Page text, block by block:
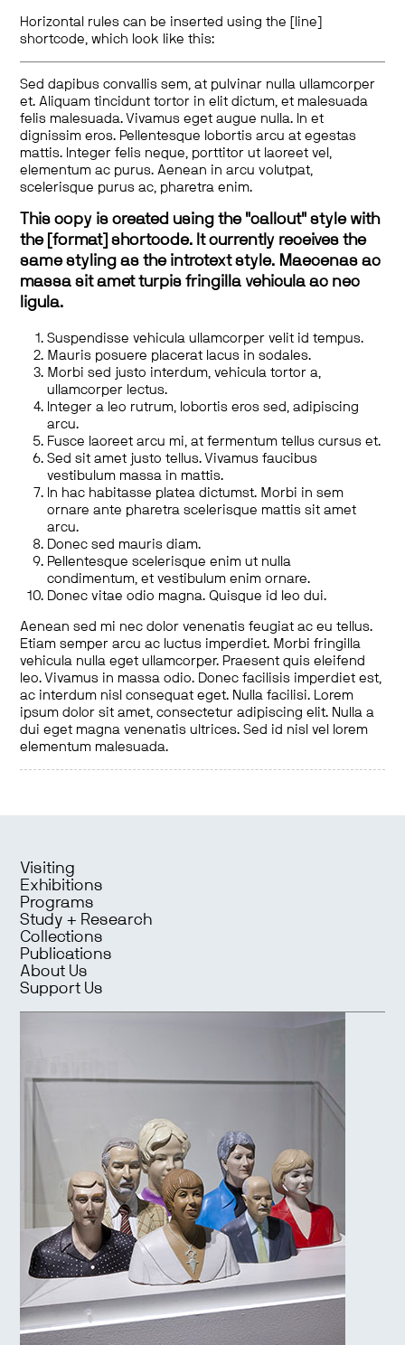
Horizontal rules can be inserted using the [line]
shortcode, which look like this:
Sed dapibus convallis sem, at pulvinar nulla ullamcorper
et. Aliquam tincidunt tortor in elit dictum, et malesuada
felis malesuada. Vivamus eget augue nulla. In et
dignissim eros. Pellentesque lobortis arcu at egestas
mattis. Integer felis neque, porttitor ut laoreet vel,
elementum ac purus. Aenean in arcu volutpat,
scelerisque purus ac, pharetra enim.
This copy is created using the "callout" style with
the [format] shortcode. It currently receives the
same styling as the introtext style. Maecenas ac
massa sit amet turpis fringilla vehicula ac nec
ligula.
Suspendisse vehicula ullamcorper velit id tempus.
Mauris posuere placerat lacus in sodales.
Morbi sed justo interdum, vehicula tortor a,
ullamcorper lectus.
Integer a leo rutrum, lobortis eros sed, adipiscing
arcu.
Fusce laoreet arcu mi, at fermentum tellus cursus et.
Sed sit amet justo tellus. Vivamus faucibus
vestibulum massa in mattis.
In hac habitasse platea dictumst. Morbi in sem
ornare ante pharetra scelerisque mattis sit amet
arcu.
Donec sed mauris diam.
Pellentesque scelerisque enim ut nulla
condimentum, et vestibulum enim ornare.
Donec vitae odio magna. Quisque id leo dui.
Aenean sed mi nec dolor venenatis feugiat ac eu tellus.
Etiam semper arcu ac luctus imperdiet. Morbi fringilla
vehicula nulla eget ullamcorper. Praesent quis eleifend
leo. Vivamus in massa odio. Donec facilisis imperdiet est,
ac interdum nisl consequat eget. Nulla facilisi. Lorem
ipsum dolor sit amet, consectetur adipiscing elit. Nulla a
dui eget magna venenatis ultrices. Sed id nisl vel lorem
elementum malesuada.
Visiting
Exhibitions
Programs
Study + Research
Collections
Publications
About Us
Support Us